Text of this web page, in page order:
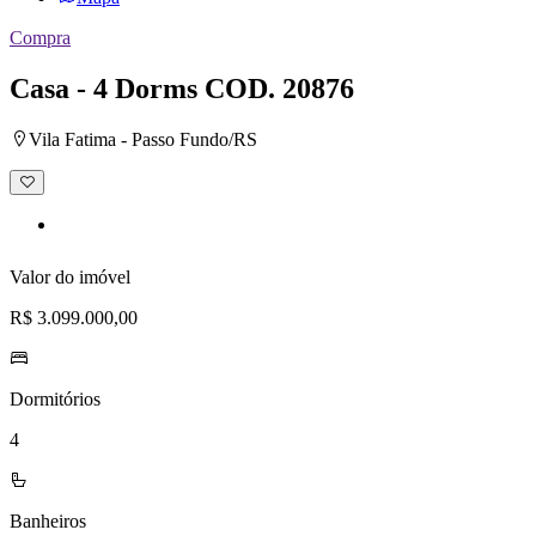
Compra
Casa - 4 Dorms COD. 20876
Vila Fatima - Passo Fundo/RS
Adicionar
à
Valor do imóvel
R$ 3.099.000,00
Dormitórios
4
Banheiros